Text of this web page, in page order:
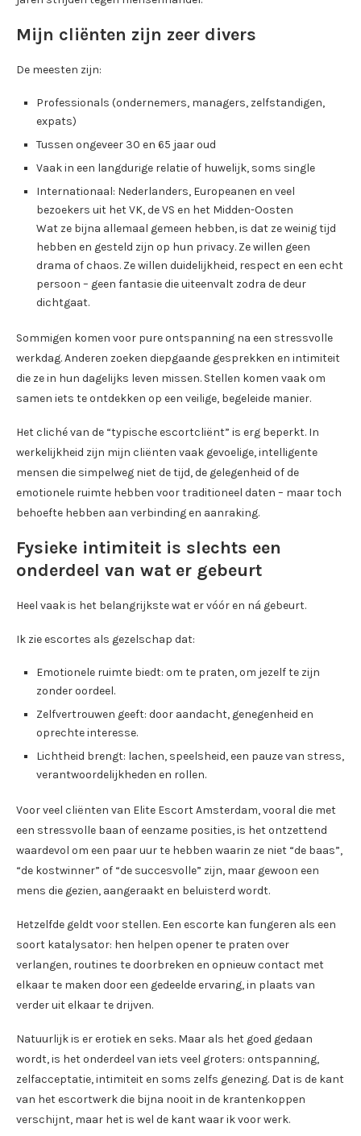
Mijn cliënten zijn zeer divers
De meesten zijn:
Professionals (ondernemers, managers, zelfstandigen,
expats)
Tussen ongeveer 30 en 65 jaar oud
Vaak in een langdurige relatie of huwelijk, soms single
Internationaal: Nederlanders, Europeanen en veel
bezoekers uit het VK, de VS en het Midden-Oosten
Wat ze bijna allemaal gemeen hebben, is dat ze weinig tijd
hebben en gesteld zijn op hun privacy. Ze willen geen
drama of chaos. Ze willen duidelijkheid, respect en een echt
persoon – geen fantasie die uiteenvalt zodra de deur
dichtgaat.
Sommigen komen voor pure ontspanning na een stressvolle
werkdag. Anderen zoeken diepgaande gesprekken en intimiteit
die ze in hun dagelijks leven missen. Stellen komen vaak om
samen iets te ontdekken op een veilige, begeleide manier.
Het cliché van de “typische escortcliënt” is erg beperkt. In
werkelijkheid zijn mijn cliënten vaak gevoelige, intelligente
mensen die simpelweg niet de tijd, de gelegenheid of de
emotionele ruimte hebben voor traditioneel daten – maar toch
behoefte hebben aan verbinding en aanraking.
Fysieke intimiteit is slechts een
onderdeel van wat er gebeurt
Heel vaak is het belangrijkste wat er vóór en ná gebeurt.
Ik zie escortes als gezelschap dat:
Emotionele ruimte biedt: om te praten, om jezelf te zijn
zonder oordeel.
Zelfvertrouwen geeft: door aandacht, genegenheid en
oprechte interesse.
Lichtheid brengt: lachen, speelsheid, een pauze van stress,
verantwoordelijkheden en rollen.
Voor veel cliënten van Elite Escort Amsterdam, vooral die met
een stressvolle baan of eenzame posities, is het ontzettend
waardevol om een ​​paar uur te hebben waarin ze niet “de baas”,
“de kostwinner” of “de succesvolle” zijn, maar gewoon een
mens die gezien, aangeraakt en beluisterd wordt.
Hetzelfde geldt voor stellen. Een escorte kan fungeren als een
soort katalysator: hen helpen opener te praten over
verlangen, routines te doorbreken en opnieuw contact met
elkaar te maken door een gedeelde ervaring, in plaats van
verder uit elkaar te drijven.
Natuurlijk is er erotiek en seks. Maar als het goed gedaan
wordt, is het onderdeel van iets veel groters: ontspanning,
zelfacceptatie, intimiteit en soms zelfs genezing. Dat is de kant
van het escortwerk die bijna nooit in de krantenkoppen
verschijnt, maar het is wel de kant waar ik voor werk.